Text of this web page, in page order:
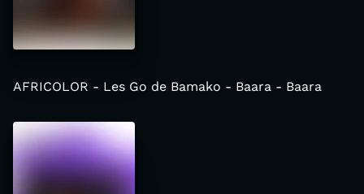
AFRICOLOR - Les Go de Bamako - Baara - Baara